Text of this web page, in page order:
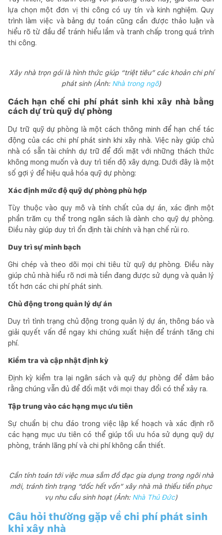
lựa chọn một đơn vị thi công có uy tín và kinh nghiệm. Quy
trình làm việc và bảng dự toán cũng cần được thảo luận và
hiểu rõ từ đầu để tránh hiểu lầm và tranh chấp trong quá trình
thi công.
Xây nhà trọn gói là hình thức giúp “triệt tiêu” các khoản chi phí
phát sinh (Ảnh: Nhà trong ngõ)
Cách hạn chế chi phí phát sinh khi xây nhà bằng
cách dự trù quỹ dự phòng
Dự trữ quỹ dự phòng là một cách thông minh để hạn chế tác
động của các chi phí phát sinh khi xây nhà. Việc này giúp chủ
nhà có sẵn tài chính dự trữ để đối mặt với những thách thức
không mong muốn và duy trì tiến độ xây dựng. Dưới đây là một
số gợi ý để hiệu quả hóa quỹ dự phòng:
Xác định mức độ quỹ dự phòng phù hợp
Tùy thuộc vào quy mô và tính chất của dự án, xác định một
phần trăm cụ thể trong ngân sách là dành cho quỹ dự phòng.
Điều này giúp duy trì ổn định tài chính và hạn chế rủi ro.
Duy trì sự minh bạch
Ghi chép và theo dõi mọi chi tiêu từ quỹ dự phòng. Điều này
giúp chủ nhà hiểu rõ nơi mà tiền đang được sử dụng và quản lý
tốt hơn các chi phí phát sinh.
Chủ động trong quản lý dự án
Duy trì tình trạng chủ động trong quản lý dự án, thông báo và
giải quyết vấn đề ngay khi chúng xuất hiện để tránh tăng chi
phí.
Kiểm tra và cập nhật định kỳ
Định kỳ kiểm tra lại ngân sách và quỹ dự phòng để đảm bảo
rằng chúng vẫn đủ để đối mặt với mọi thay đổi có thể xảy ra.
Tập trung vào các hạng mục ưu tiên
Sự chuẩn bị chu đáo trong việc lập kế hoạch và xác định rõ
các hạng mục ưu tiên có thể giúp tối ưu hóa sử dụng quỹ dự
phòng, tránh lãng phí và chi phí không cần thiết.
Cần tính toán tới việc mua sắm đồ đạc gia dụng trong ngôi nhà
mới, tránh tình trạng “dốc hết vốn” xây nhà mà thiếu tiền phục
vụ nhu cầu sinh hoạt (Ảnh: Nhà Thủ Đức)
Câu hỏi thường gặp về chi phí phát sinh
khi xây nhà